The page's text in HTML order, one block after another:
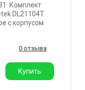
Комплект
DL21104T
с корпусом
Hetty.
с серийным
с 1307.
0 отзыва
Купить